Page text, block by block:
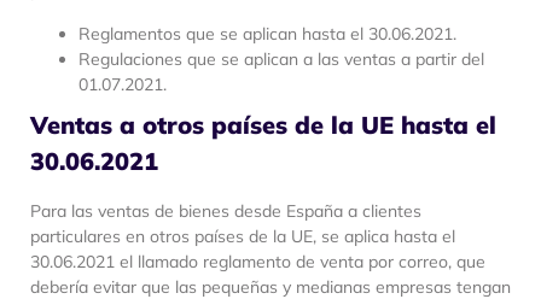
Reglamentos que se aplican hasta el 30.06.2021.
Regulaciones que se aplican a las ventas a partir del
01.07.2021.
Ventas a otros países de la UE hasta el
30.06.2021
Para las ventas de bienes desde España a clientes
particulares en otros países de la UE, se aplica hasta el
30.06.2021 el llamado reglamento de venta por correo, que
debería evitar que las pequeñas y medianas empresas tengan